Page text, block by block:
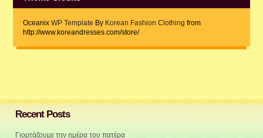
Oceanix WP Template By Korean Fashion Clothing from
http://www.koreandresses.com/store/
Recent Posts
Γιορτάζουμε την ημέρα του πατέρα